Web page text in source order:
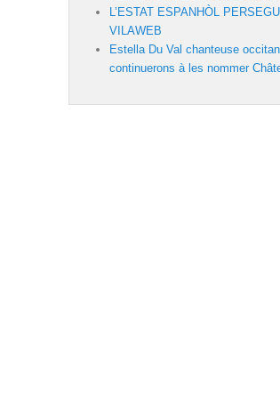
L’ESTAT ESPANHÒL
VILAWEB
Estella Du Val chanteuse
continuerons à les nommer